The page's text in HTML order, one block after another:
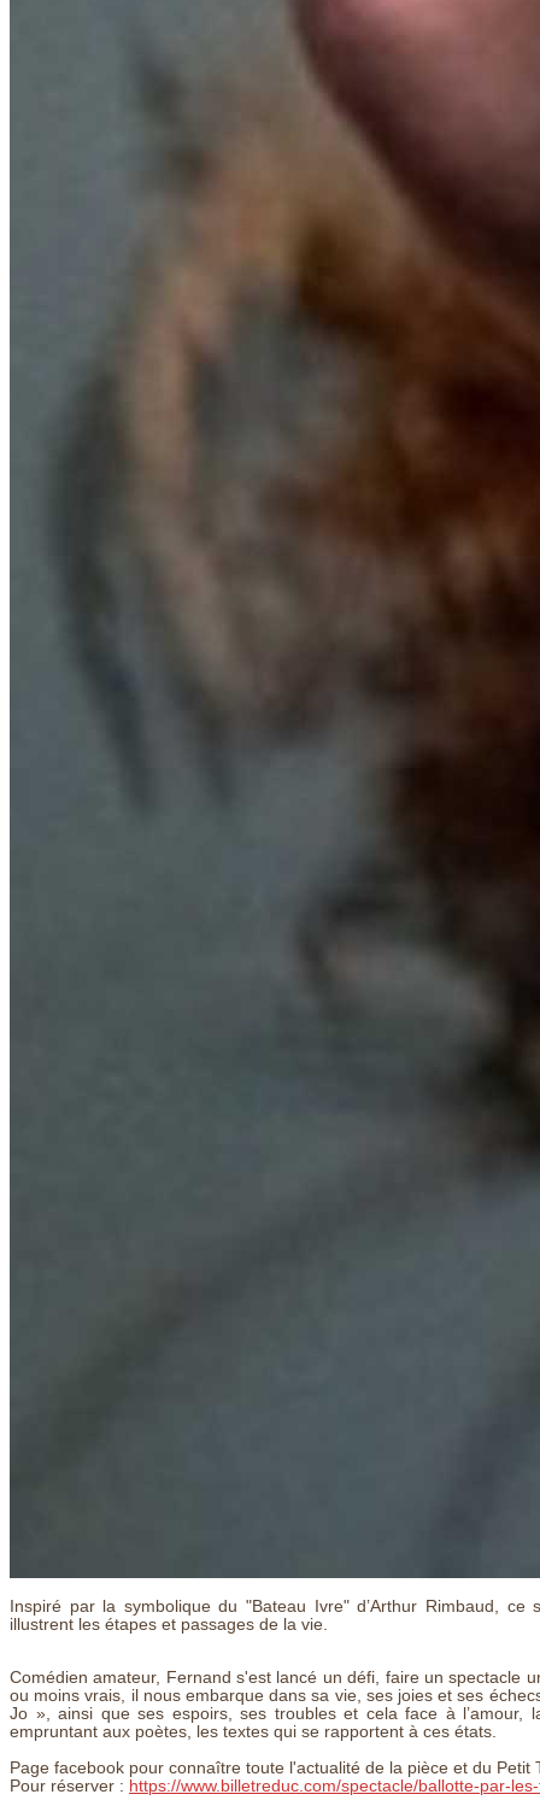
Inspiré par la symbolique du "Bateau Ivre" d’Arthur Rimbaud,
illustrent les étapes et passages de la vie.
Comédien amateur, Fernand s'est lancé un défi, faire un spectacle
ou moins vrais, il nous embarque dans sa vie, ses joies et ses
Jo », ainsi que ses espoirs, ses troubles et cela face à
empruntant aux poètes, les textes qui se rapportent à ces états.
Page facebook pour connaître toute l'actualité de la pièce et du Petit
Pour réserver : https://www.billetreduc.com/spectacle/ballotte-par-